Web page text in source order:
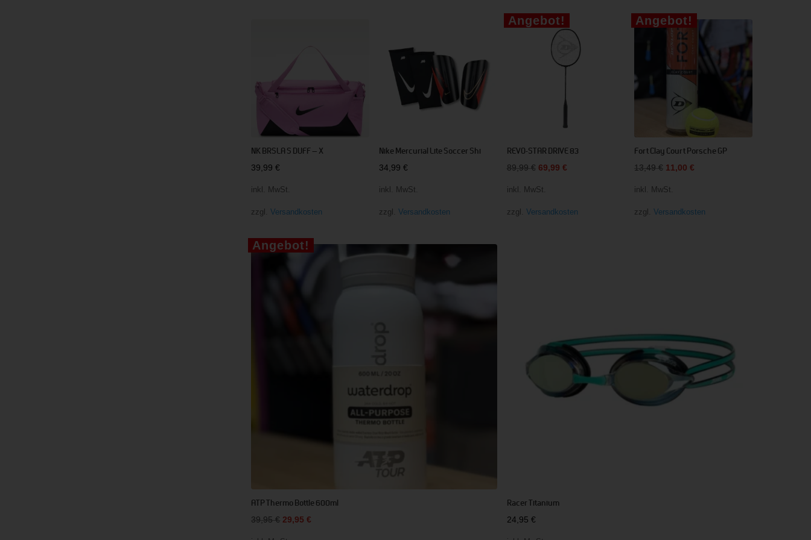
NK BRSLA S DUFF – X
39,99€
inkl. MwSt.
zzgl. Versandkosten
Nike Mercurial Lite Soccer Shi
34,99 €
inkl. MwSt.
zzgl. Versandkosten
Angebot!
REVO-STAR DRIVE 83
89,99 € Ursprünglicher
89,99 €
69,99 €Aktueller
69,99 €.
inkl. MwSt.
zzgl. Versandkosten
Angebot!
Fort Clay Court Porsche GP
13,49€ Ursprünglicher
13,49 €
11,00€
11,00 €.
inkl. MwSt.
zzgl. Versandkosten
Angebot!
ATP Thermo Bottle 600ml
39,95€ Ursprünglicher
29,95€
Racer Titanium
24,95 €